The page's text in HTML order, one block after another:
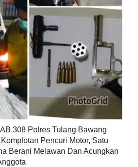
308 Polres Tulang Bawang
Pencuri Motor, Satu
Berani Melawan Dan Acungkan